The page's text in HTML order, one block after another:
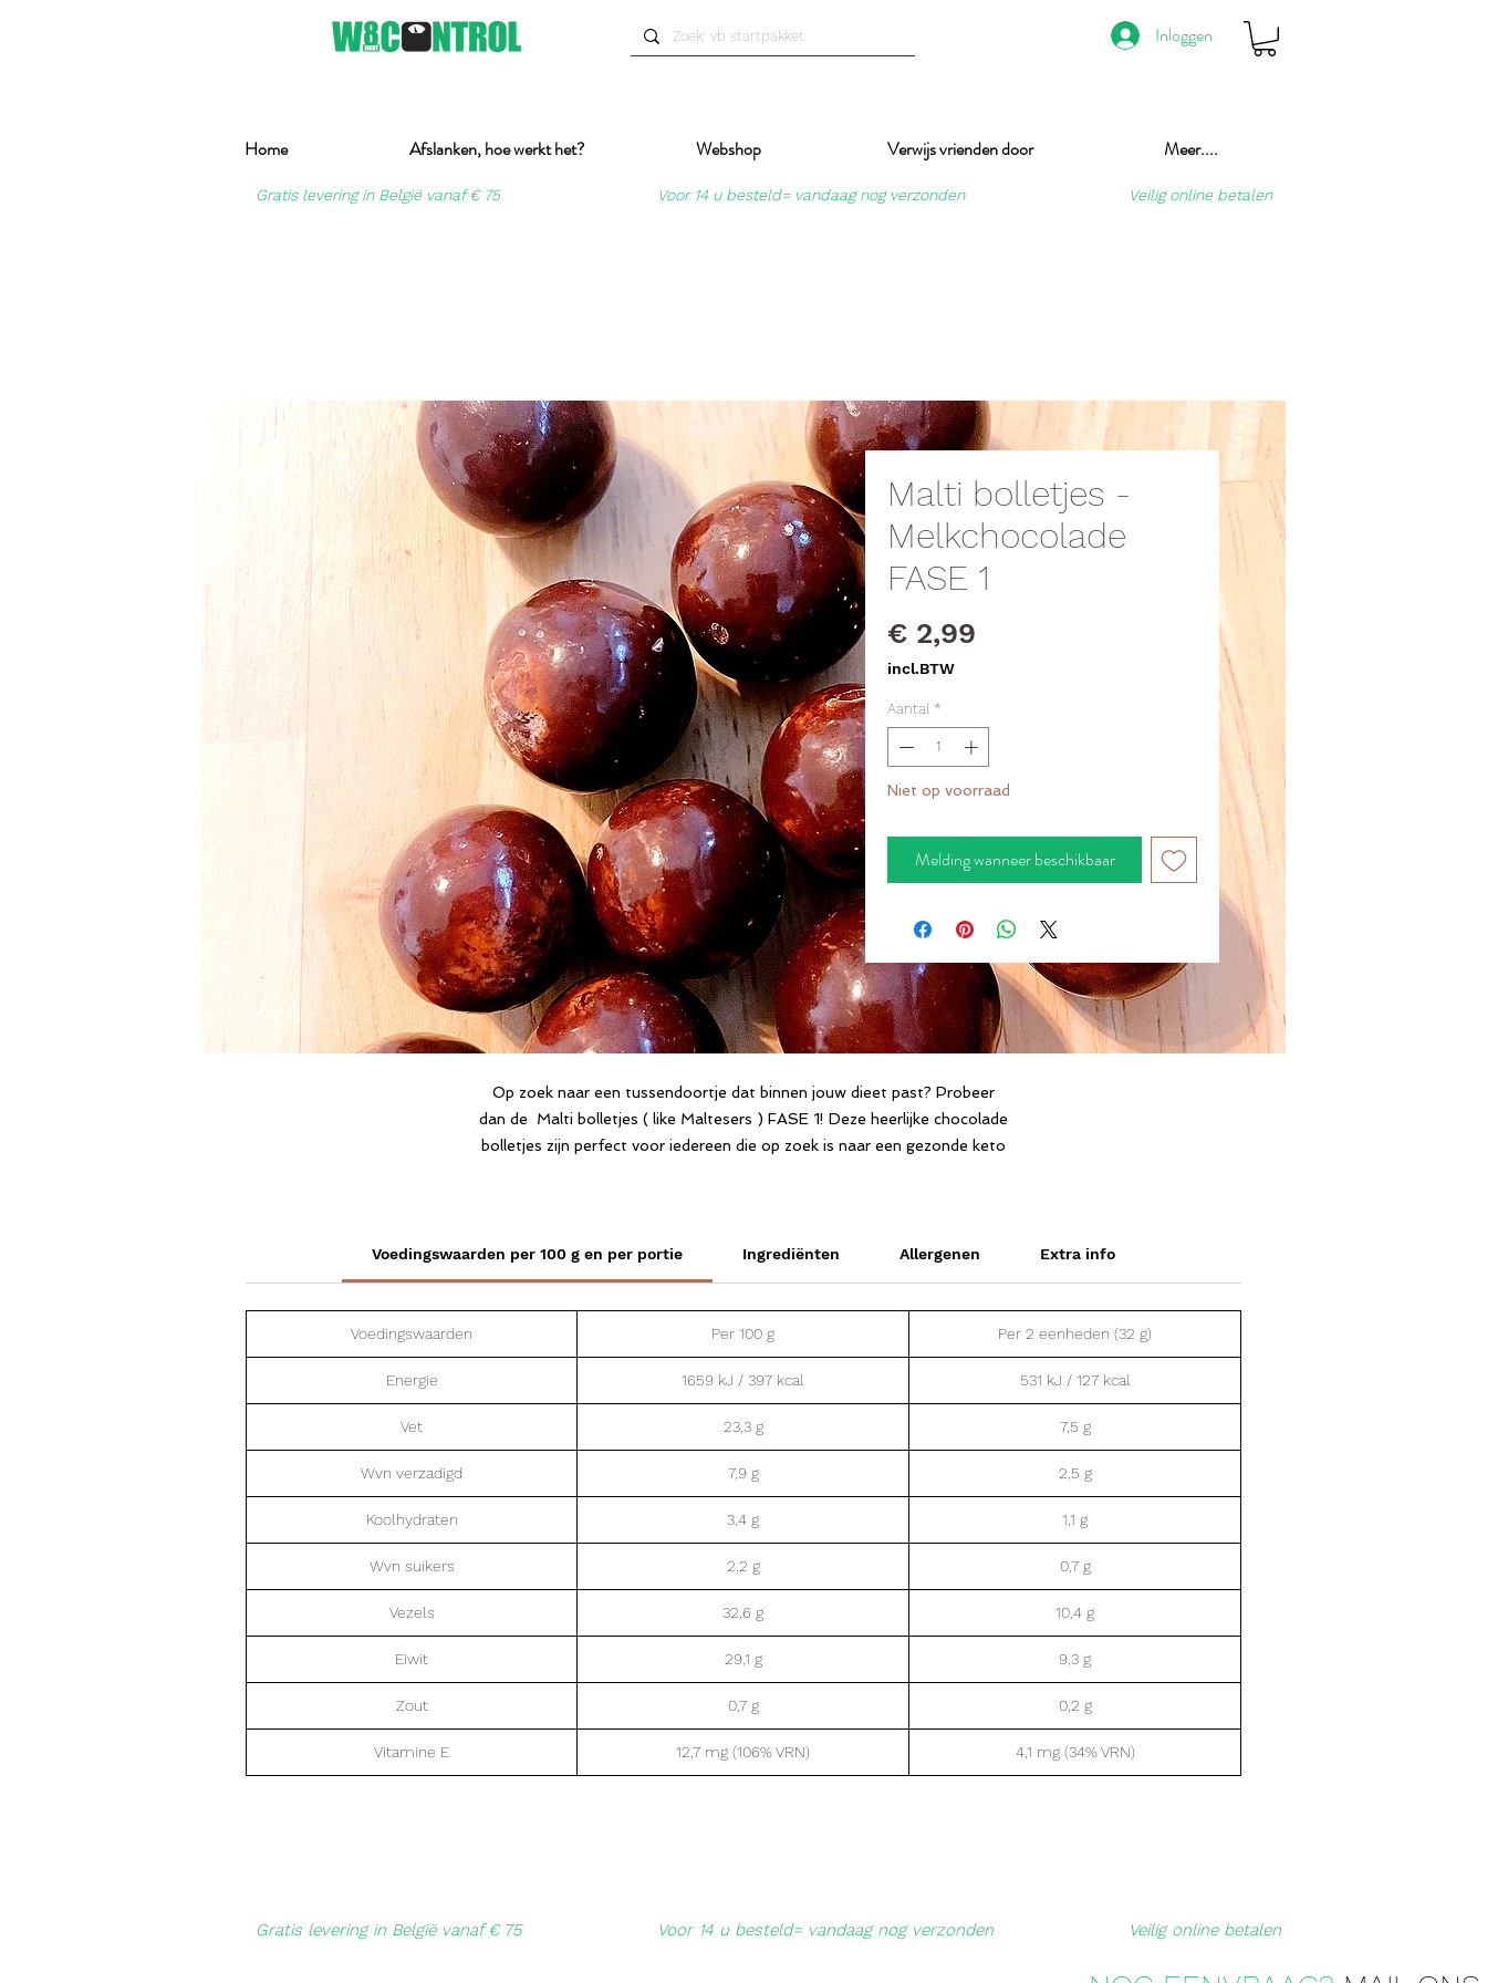
Inloggen
Home Afslanken, hoe werkt het? Webshop Verwijs vrienden door Meer....
Gratis levering in België vanaf € 75 Voor 14 u besteld= vandaag nog verzonden Veilig online betalen
Malti bolletjes -
Melkchocolade
FASE 1
€ 2,99
incl.BTW
Aantal *
Niet op voorraad
Melding wanneer beschikbaar
Op zoek naar een tussendoortje dat binnen jouw dieet past? Probeer
dan de Malti bolletjes ( like Maltesers ) FASE 1! Deze heerlijke chocolade
bolletjes zijn perfect voor iedereen die op zoek is naar een gezonde keto
een langdurig verzadigd gevoel te geven. Geniet van de heerlijke smaak
van chocolade zonder je dieet te saboteren met deze Chocolade
Voedingswaarden per 100 g en per portie Ingrediënten Allergenen Extra info
Voedingswaarden Per 100 g Per 2 eenheden (32 g)
Energie 1659 kJ / 397 kcal 531 kJ / 127 kcal
Vet 23,3 g 7,5 g
Wvn verzadigd 7,9 g 2,5 g
Koolhydraten 3,4 g 1,1 g
Wvn suikers 2,2 g 0,7 g
Vezels 32,6 g 10,4 g
Eiwit 29,1 g 9,3 g
Zout 0,7 g 0,2 g
Vitamine E 12,7 mg (106% VRN) 4,1 mg (34% VRN)
Gratis levering in België vanaf € 75 Voor 14 u besteld= vandaag nog verzonden Veilig online betalen